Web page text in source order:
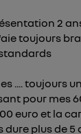
2
toujours
.... toujours
pour mes
euro et la
dure plus de 5